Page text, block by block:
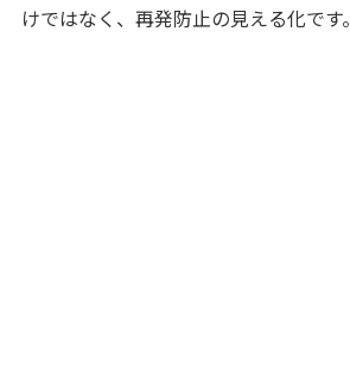
けではなく、再発防止の見える化です。